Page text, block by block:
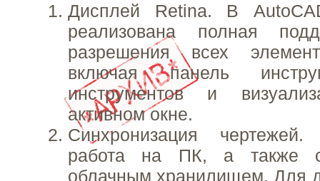
Дисплей Retina. В
реализована полная
разрешения всех
включая панель
инструментов и
активном окне.
Синхронизация чертежей.
работа на ПК, а также
облачным хранилищем. Для